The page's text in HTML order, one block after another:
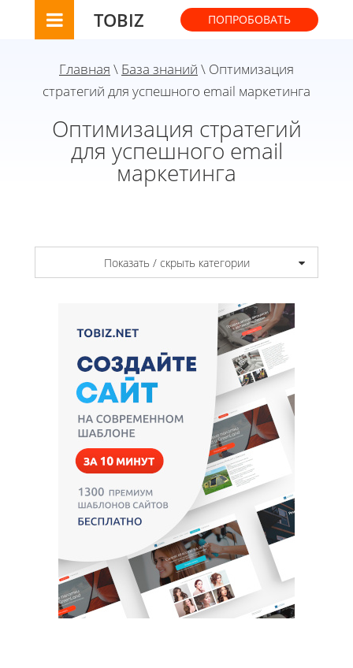
TOBIZ ПОПРОБОВАТЬ
Главная \ База знаний \ Оптимизация
стратегий для успешного email маркетинга
Оптимизация стратегий
для успешного email
маркетинга
Показать / скрыть категории